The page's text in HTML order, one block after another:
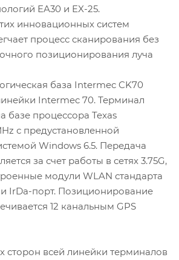
EA30 и EX-25.
инновационных систем
процесс сканирования без
позиционирования луча
база Intermec CK70
Intermec 70. Терминал
базе процессора Texas
с предустановленной
Windows 6.5. Передача
за счет работы в сетях 3.75G,
модули WLAN стандарта
и IrDa-порт. Позиционирование
12 канальным GPS
сторон всей линейки терминалов